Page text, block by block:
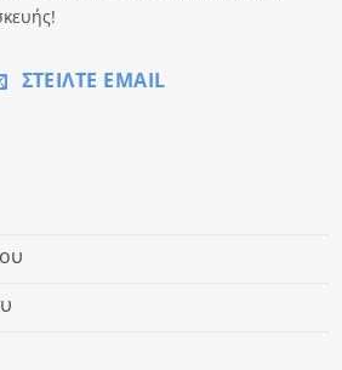
ΣΤΕΊΛΤΕ EMAIL